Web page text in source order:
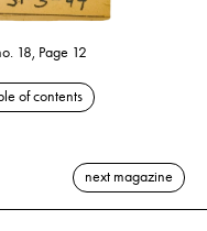
18, Page 12
of contents
next magazine